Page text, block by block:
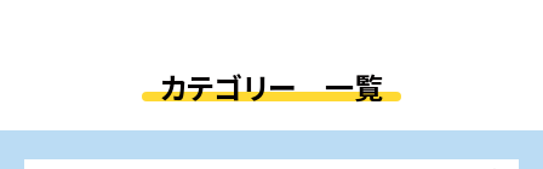
カテゴリー 一覧